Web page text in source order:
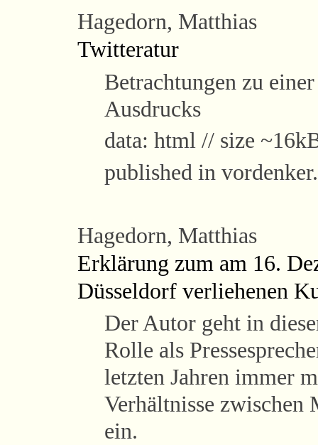
Hagedorn, Matthias
Twitteratur
Betrachtungen zu
Ausdrucks
data: html // size
published in
Hagedorn, Matthias
Erklärung zum am 16.
Düsseldorf verliehenen
Der Autor geht in
Rolle als
letzten Jahren immer
Verhältnisse zwischen
ein.